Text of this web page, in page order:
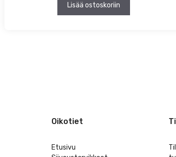
Lisää ostoskoriin
Oikotiet
Etusivu